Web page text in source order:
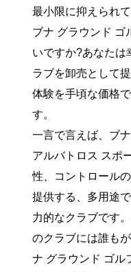
最小限に抑えられて
ブナ グラウンド ゴ
いですか?あなたは
ラブを卸売として
体験を手頃な価格
す。
一言で言えば、ブ
アルバトロス スポ
性、コントロール
提供する、多用途
力的なクラブです
のクラブには誰も
ナ グラウンド ゴル